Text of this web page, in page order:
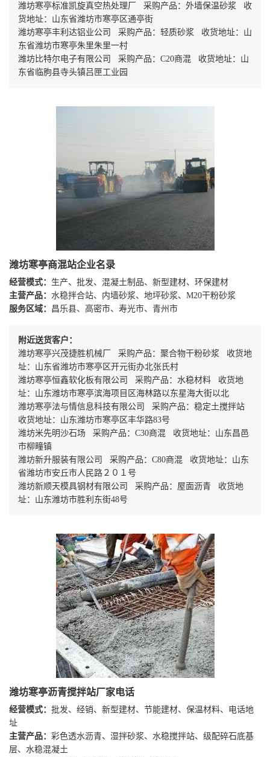
潍坊寒亭标准凯旋真空热处理厂 采购产品：外墙保温砂浆 收
货地址：山东省潍坊市寒亭区通亭街
潍坊寒亭丰利达铝业公司 采购产品：轻质砂浆 收货地址：山
东省潍坊市寒亭朱里朱里一村
潍坊比特尔电子有限公司 采购产品：C20商混 收货地址：山
东省临朐县寺头镇吕匣工业园
潍坊寒亭商混站企业名录
经营模式： 生产、批发、混凝土制品、新型建材、环保建材
主营产品： 水稳拌合站、内墙砂浆、地坪砂浆、M20干粉砂浆
服务区域： 昌乐县、高密市、寿光市、青州市
附近送货客户：
潍坊寒亭兴茂捷胜机械厂 采购产品：聚合物干粉砂浆 收货地
址：山东省潍坊市寒亭区开元街办北张氏村
潍坊寒亭恒鑫软化板有限公司 采购产品：水稳材料 收货地
址：山东潍坊市寒亭滨海项目区海林路以东星海大街以北
潍坊寒亭法与情信息科技有限公司 采购产品：稳定土搅拌站
收货地址：山东潍坊市寒亭区丰华路83号
潍坊米先明沙石场 采购产品：C30商混 收货地址：山东昌邑
市柳疃镇
潍坊新升服装有限公司 采购产品：C80商混 收货地址：山东
省潍坊市安丘市人民路２０１号
潍坊新顺天模具钢材有限公司 采购产品：屋面沥青 收货地
址：山东潍坊市胜利东街48号
潍坊寒亭沥青搅拌站厂家电话
经营模式： 批发、经销、新型建材、节能建材、保温材料、电话地
址
主营产品： 彩色透水沥青、湿拌砂浆、水稳搅拌站、级配碎石底基
层、水稳混凝土